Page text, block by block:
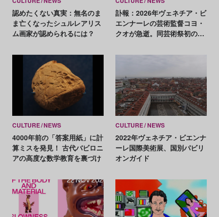
認めたくない真実：無名のま
ま亡くなったシュルレアリス
ム画家が認められるには？
訃報：2026年ヴェネチア・ビ
エンナーレの芸術監督コヨ・
クオが急逝。同芸術祭初の黒
CULTURE NEWS
4000年前の「答案用紙」に計
算ミスを発見！ 古代バビロニ
アの高度な数学教育を裏づけ
CULTURE NEWS
2022年ヴェネチア・ビエンナ
ーレ国際美術展、国別パビリ
オンガイド